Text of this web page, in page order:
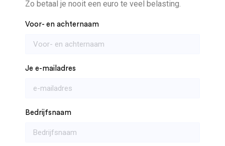
Zo betaal je nooit een euro te veel belasting.
Voor- en achternaam
Je e-mailadres
Bedrijfsnaam